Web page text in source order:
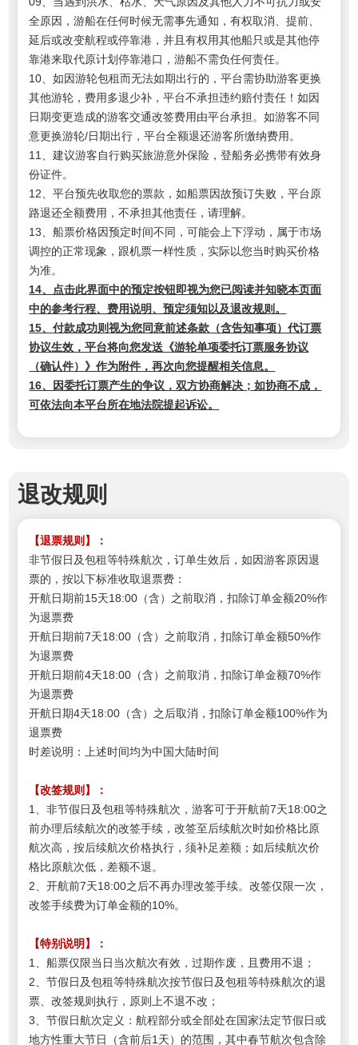
全原因，游船在任何时候无需事先通知，有权取消、提前、
延后或改变航程或停靠港，并且有权用其他船只或是其他停
靠港来取代原计划停靠港口，游船不需负任何责任。
10、如因游轮包租而无法如期出行的，平台需协助游客更换
其他游轮，费用多退少补，平台不承担违约赔付责任！如因
日期变更造成的游客交通改签费用由平台承担。如游客不同
意更换游轮/日期出行，平台全额退还游客所缴纳费用。
11、建议游客自行购买旅游意外保险，登船务必携带有效身
份证件。
12、平台预先收取您的票款，如船票因故预订失败，平台原
路退还全额费用，不承担其他责任，请理解。
13、船票价格因预定时间不同，可能会上下浮动，属于市场
调控的正常现象，跟机票一样性质，实际以您当时购买价格
为准。
14、点击此界面中的预定按钮即视为您已阅读并知晓本页面
中的参考行程、费用说明、预定须知以及退改规则。
15、付款成功则视为您同意前述条款（含告知事项）代订票
协议生效，平台将向您发送《游轮单项委托订票服务协议
（确认件）》作为附件，再次向您提醒相关信息。
16、因委托订票产生的争议，双方协商解决；如协商不成，
可依法向本平台所在地法院提起诉讼。
退改规则
【退票规则】：
非节假日及包租等特殊航次，订单生效后，如因游客原因退
票的，按以下标准收取退票费：
开航日期前15天18:00（含）之前取消，扣除订单金额20%作
为退票费
开航日期前7天18:00（含）之前取消，扣除订单金额50%作
为退票费
开航日期前4天18:00（含）之前取消，扣除订单金额70%作
为退票费
开航日期4天18:00（含）之后取消，扣除订单金额100%作为
退票费
时差说明：上述时间均为中国大陆时间
【改签规则】：
1、非节假日及包租等特殊航次，游客可于开航前7天18:00之
前办理后续航次的改签手续，改签至后续航次时如价格比原
航次高，按后续航次价格执行，须补足差额；如后续航次价
格比原航次低，差额不退。
2、开航前7天18:00之后不再办理改签手续。改签仅限一次，
改签手续费为订单金额的10%。
【特别说明】：
1、船票仅限当日当次航次有效，过期作废，且费用不退；
2、节假日及包租等特殊航次按节假日及包租等特殊航次的退
票、改签规则执行，原则上不退不改；
3、节假日航次定义：航程部分或全部处在国家法定节假日或
地方性重大节日（含前后1天）的范围，其中春节航次包含除